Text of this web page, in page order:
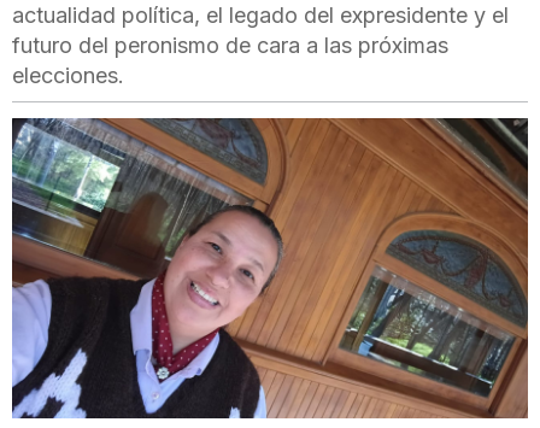
actualidad política, el legado del expresidente y el
futuro del peronismo de cara a las próximas
elecciones.